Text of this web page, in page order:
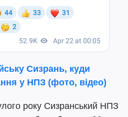
Сизрань, куди
у НПЗ (фото, відео)
року Сизранський НПЗ